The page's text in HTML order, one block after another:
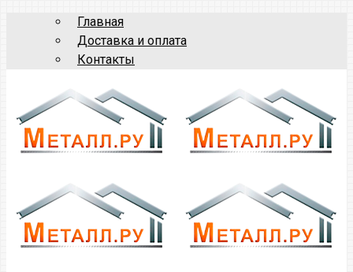
Главная
Доставка и оплата
Контакты